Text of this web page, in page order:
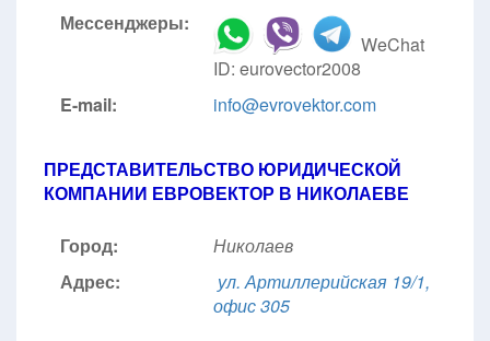
Мессенджеры:
WeChat
ID: eurovector2008
E-mail:
info@evrovektor.com
ПРЕДСТАВИТЕЛЬСТВО ЮРИДИЧЕСКОЙ
КОМПАНИИ ЕВРОВЕКТОР В НИКОЛАЕВЕ
Город:
Николаев
Адрес:
ул. Артиллерийская 19/1,
офис 305